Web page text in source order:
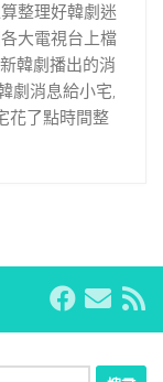
整理好韓劇迷
大電視台上檔
韓劇播出的消
劇消息給小宅,
花了點時間整